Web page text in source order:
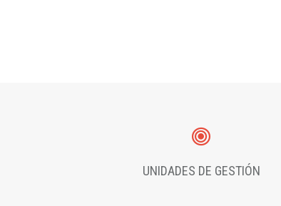
UNIDADES DE GESTIÓN